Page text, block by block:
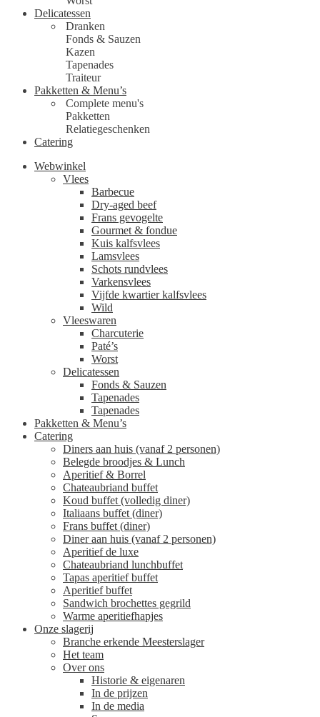
Delicatessen
Dranken
Fonds & Sauzen
Kazen
Tapenades
Traiteur
Pakketten & Menu’s
Complete menu's
Pakketten
Relatiegeschenken
Catering
Webwinkel
Vlees
Barbecue
Dry-aged beef
Frans gevogelte
Gourmet & fondue
Kuis kalfsvlees
Lamsvlees
Schots rundvlees
Varkensvlees
Vijfde kwartier kalfsvlees
Wild
Vleeswaren
Charcuterie
Paté’s
Worst
Delicatessen
Fonds & Sauzen
Tapenades
Tapenades
Pakketten & Menu’s
Catering
Diners aan huis (vanaf 2 personen)
Belegde broodjes & Lunch
Aperitief & Borrel
Chateaubriand buffet
Koud buffet (volledig diner)
Italiaans buffet (diner)
Frans buffet (diner)
Diner aan huis (vanaf 2 personen)
Aperitief de luxe
Chateaubriand lunchbuffet
Tapas aperitief buffet
Aperitief buffet
Sandwich brochettes gegrild
Warme aperitiefhapjes
Onze slagerij
Branche erkende Meesterslager
Het team
Over ons
Historie & eigenaren
In de prijzen
In de media